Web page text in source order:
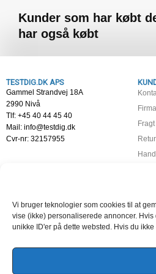
Vi bruger teknologier som cookies til at
vise (ikke) personaliserede annoncer.
unikke ID'er på dette websted. Hvis du
Kunder som har købt
har også købt
TESTDIG.DK APS
Gammel Strandvej 18A
2990 Nivå
Tlf: +45 40 44 45 40
Mail: info@testdig.dk
Cvr-nr: 32157955
Min
Vælg det rigtige alkometer